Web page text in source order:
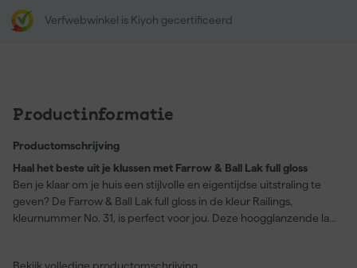
Verfwebwinkel is Kiyoh gecertificeerd
Productinformatie
Productomschrijving
Haal het beste uit je klussen met Farrow & Ball Lak full gloss
Ben je klaar om je huis een stijlvolle en eigentijdse uitstraling te
geven? De Farrow & Ball Lak full gloss in de kleur Railings,
kleurnummer No. 31, is perfect voor jou. Deze hoogglanzende lak
Bekijk volledige productomschrijving